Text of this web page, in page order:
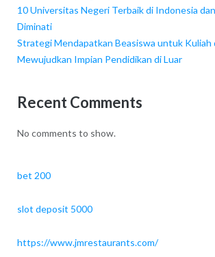
10 Universitas Negeri Terbaik di Indonesia
Diminati
Strategi Mendapatkan Beasiswa untuk Kuliah
Mewujudkan Impian Pendidikan di Luar
Recent Comments
No comments to show.
bet 200
slot deposit 5000
https://www.jmrestaurants.com/